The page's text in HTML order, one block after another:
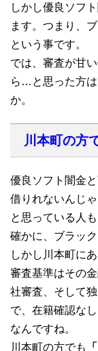
しかし優良ソフ
ます。つまり、
という事です。
では、審査が甘
ら…と思った方は
か。
川本町の方
優良ソフト闇金
借りれないんじ
と思っている人
確かに、ブラッ
しかし川本町に
審査基準はその
社審査、そして
で、在籍確認な
なんですね。
川本町の方でも